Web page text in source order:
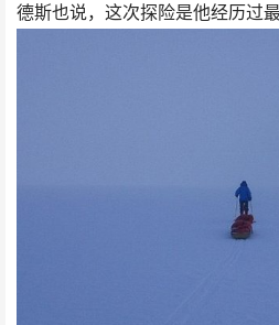
德斯也说，这次探险是他经历过